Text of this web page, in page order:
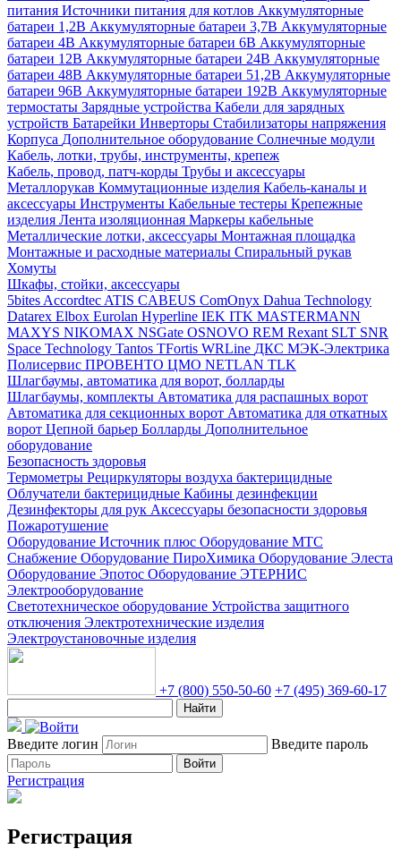
питания Источники питания для котлов Аккумуляторные
батареи 1,2В Аккумуляторные батареи 3,7В Аккумуляторные
батареи 4В Аккумуляторные батареи 6В Аккумуляторные
батареи 12В Аккумуляторные батареи 24В Аккумуляторные
батареи 48В Аккумуляторные батареи 51,2В Аккумуляторные
батареи 96В Аккумуляторные батареи 192В Аккумуляторные
термостаты Зарядные устройства Кабели для зарядных
устройств Батарейки Инверторы Стабилизаторы напряжения
Корпуса Дополнительное оборудование Солнечные модули
Кабель, лотки, трубы, инструменты, крепеж
Кабель, провод, патч-корды Трубы и аксессуары
Металлорукав Коммутационные изделия Кабель-каналы и
аксессуары Инструменты Кабельные тестеры Крепежные
изделия Лента изоляционная Маркеры кабельные
Металлические лотки, аксессуары Монтажная площадка
Монтажные и расходные материалы Спиральный рукав
Хомуты
Шкафы, стойки, аксессуары
5bites Accordtec ATIS CABEUS ComOnyx Dahua Technology
Datarex Elbox Eurolan Hyperline IEK ITK MASTERMANN
MAXYS NIKOMAX NSGate OSNOVO REM Rexant SLT SNR
Space Technology Tantos TFortis WRLine ДКС МЭК-Электрика
Полисервис ПРОВЕНТО ЦМО NETLAN TLK
Шлагбаумы, автоматика для ворот, болларды
Шлагбаумы, комплекты Автоматика для распашных ворот
Автоматика для секционных ворот Автоматика для откатных
ворот Цепной барьер Болларды Дополнительное
оборудование
Безопасность здоровья
Термометры Рециркуляторы воздуха бактерицидные
Облучатели бактерицидные Кабины дезинфекции
Дезинфекторы для рук Аксессуары безопасности здоровья
Пожаротушение
Оборудование Источник плюс Оборудование МТС
Снабжение Оборудование ПироХимика Оборудование Элеста
Оборудование Эпотос Оборудование ЭТЕРНИС
Электрооборудование
Светотехническое оборудование Устройства защитного
отключения Электротехнические изделия
Электроустановочные изделия
+7 (800) 550-50-60 +7 (495) 369-60-17
Найти
Введите логин Введите пароль
Войти
Регистрация
Регистрация